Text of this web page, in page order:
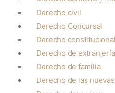
Derecho civil
Derecho Concursal
Derecho constitucional
Derecho de extranjería
Derecho de familia
Derecho de las